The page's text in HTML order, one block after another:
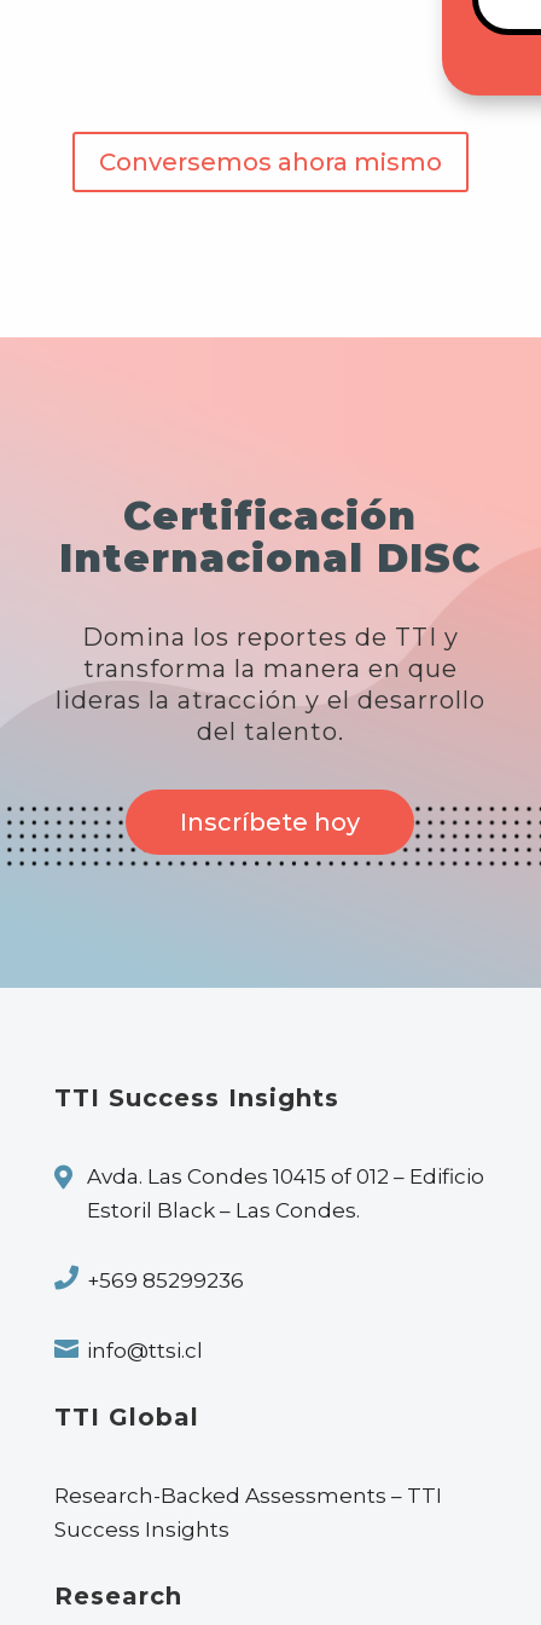
Conversemos ahora mismo
Certificación
Internacional DISC
Domina los reportes de TTI y
transforma la manera en que
lideras la atracción y el desarrollo
del talento.
Inscríbete hoy
TTI Success Insights

Avda. Las Condes 10415 of 012 – Edificio
Estoril Black – Las Condes.
 +569 85299236
 info@ttsi.cl
TTI Global
Research-Backed Assessments – TTI
Success Insights
Research